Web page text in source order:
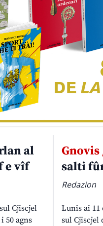
al
e vîf
Cjiscjel
50 agns
Gnovis
salti
Redazion
Lunis ai 11
sul Cjiscjel